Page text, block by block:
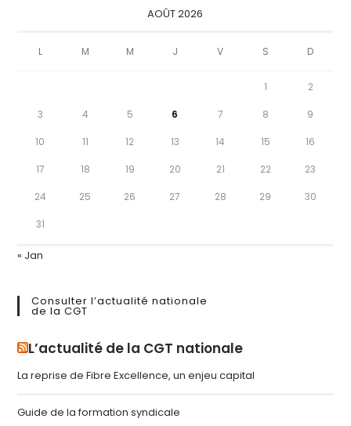
AOÛT 2026
L M M J V S D
1 2
3 4 5 6 7 8 9
10 11 12 13 14 15 16
17 18 19 20 21 22 23
24 25 26 27 28 29 30
31
« Jan
Consulter l’actualité nationale
de la CGT
L’actualité de la CGT nationale
La reprise de Fibre Excellence, un enjeu capital
Guide de la formation syndicale